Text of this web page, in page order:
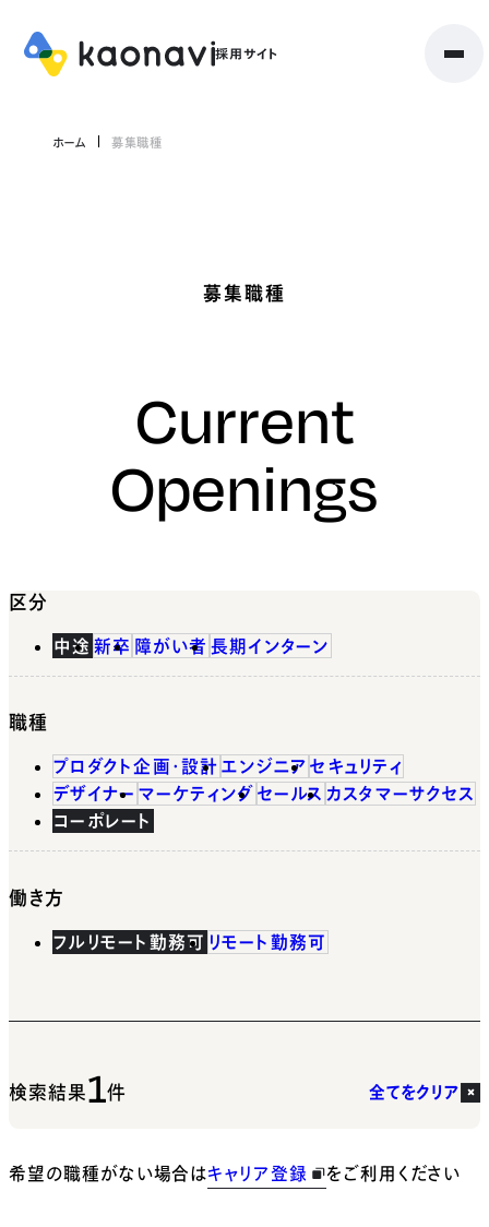
ホーム 募集職種
募集職種
Current
Openings
区分
中途 新卒 障がい者 長期インターン
職種
プロダクト企画・設計 エンジニア セキュリティ
デザイナー マーケティング セールス カスタマーサクセス
コーポレート
働き方
フルリモート勤務可 リモート勤務可
検索結果1件 全てをクリア
希望の職種がない場合はキャリア登録 をご利用ください